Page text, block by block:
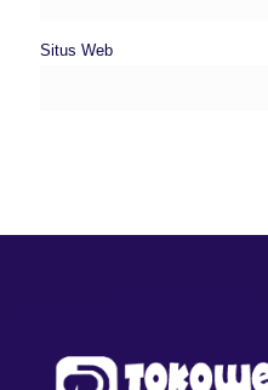
Situs Web